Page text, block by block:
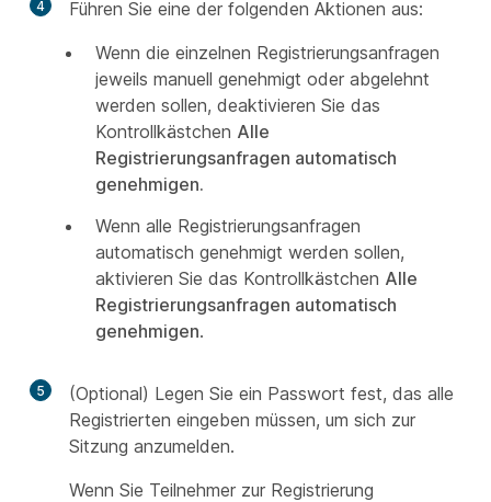
4
Führen Sie eine der folgenden Aktionen aus:
Wenn die einzelnen Registrierungsanfragen
jeweils manuell genehmigt oder abgelehnt
werden sollen, deaktivieren Sie das
Kontrollkästchen Alle
Registrierungsanfragen automatisch
genehmigen.
Wenn alle Registrierungsanfragen
automatisch genehmigt werden sollen,
aktivieren Sie das Kontrollkästchen Alle
Registrierungsanfragen automatisch
genehmigen.
5
(Optional) Legen Sie ein Passwort fest, das alle
Registrierten eingeben müssen, um sich zur
Sitzung anzumelden.
Wenn Sie Teilnehmer zur Registrierung